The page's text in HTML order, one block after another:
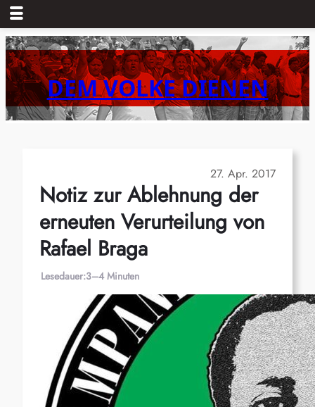
Zum
Inhalt
springenDEM VOLKE DIENEN
27. Apr. 2017
Notiz zur Ablehnung der
erneuten Verurteilung von
Rafael Braga
Lesedauer:3–4 Minuten